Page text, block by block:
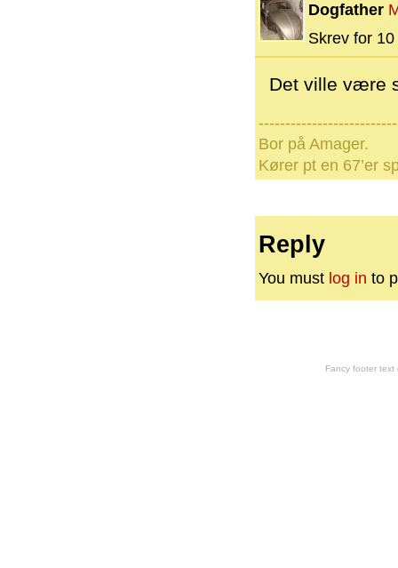
Dogfather
Skrev for
Det ville være
Bor på Amager.
Kører pt en 67’er
Reply
You must log in to
Fancy footer